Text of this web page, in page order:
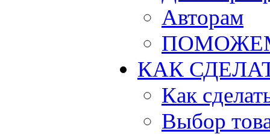
Авторам
КАК
Как
Выбор